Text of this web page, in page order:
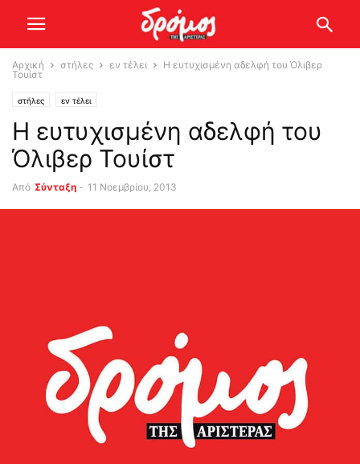
Αρχική στήλες εν τέλει
Η ευτυχισμένη αδελφή του Όλιβερ
Τουίστ
στήλες εν τέλει
Η ευτυχισμένη αδελφή του
Όλιβερ Τουίστ
Από Σύνταξη - 11 Νοεμβρίου, 2013